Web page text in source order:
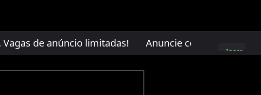
de anúncio limitadas!Anuncie conosco. Vagas
Inscreva-